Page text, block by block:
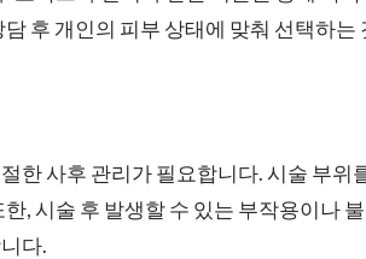
후 개인의 피부 상태에 맞춰 선택하는
한 사후 관리가 필요합니다. 시술 부위
, 시술 후 발생할 수 있는 부작용이나
다.